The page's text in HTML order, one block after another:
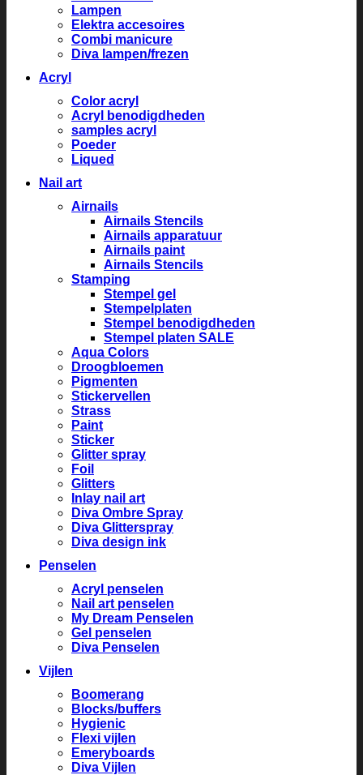
Lampen
Elektra accesoires
Combi manicure
Diva lampen/frezen
Acryl
Color acryl
Acryl benodigdheden
samples acryl
Poeder
Liqued
Nail art
Airnails
Airnails Stencils
Airnails apparatuur
Airnails paint
Airnails Stencils
Stamping
Stempel gel
Stempelplaten
Stempel benodigdheden
Stempel platen SALE
Aqua Colors
Droogbloemen
Pigmenten
Stickervellen
Strass
Paint
Sticker
Glitter spray
Foil
Glitters
Inlay nail art
Diva Ombre Spray
Diva Glitterspray
Diva design ink
Penselen
Acryl penselen
Nail art penselen
My Dream Penselen
Gel penselen
Diva Penselen
Vijlen
Boomerang
Blocks/buffers
Hygienic
Flexi vijlen
Emeryboards
Diva Vijlen